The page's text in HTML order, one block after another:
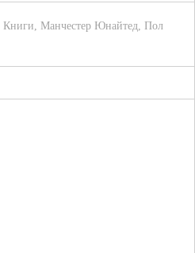
Книги, Манчестер Юнайтед, Пол